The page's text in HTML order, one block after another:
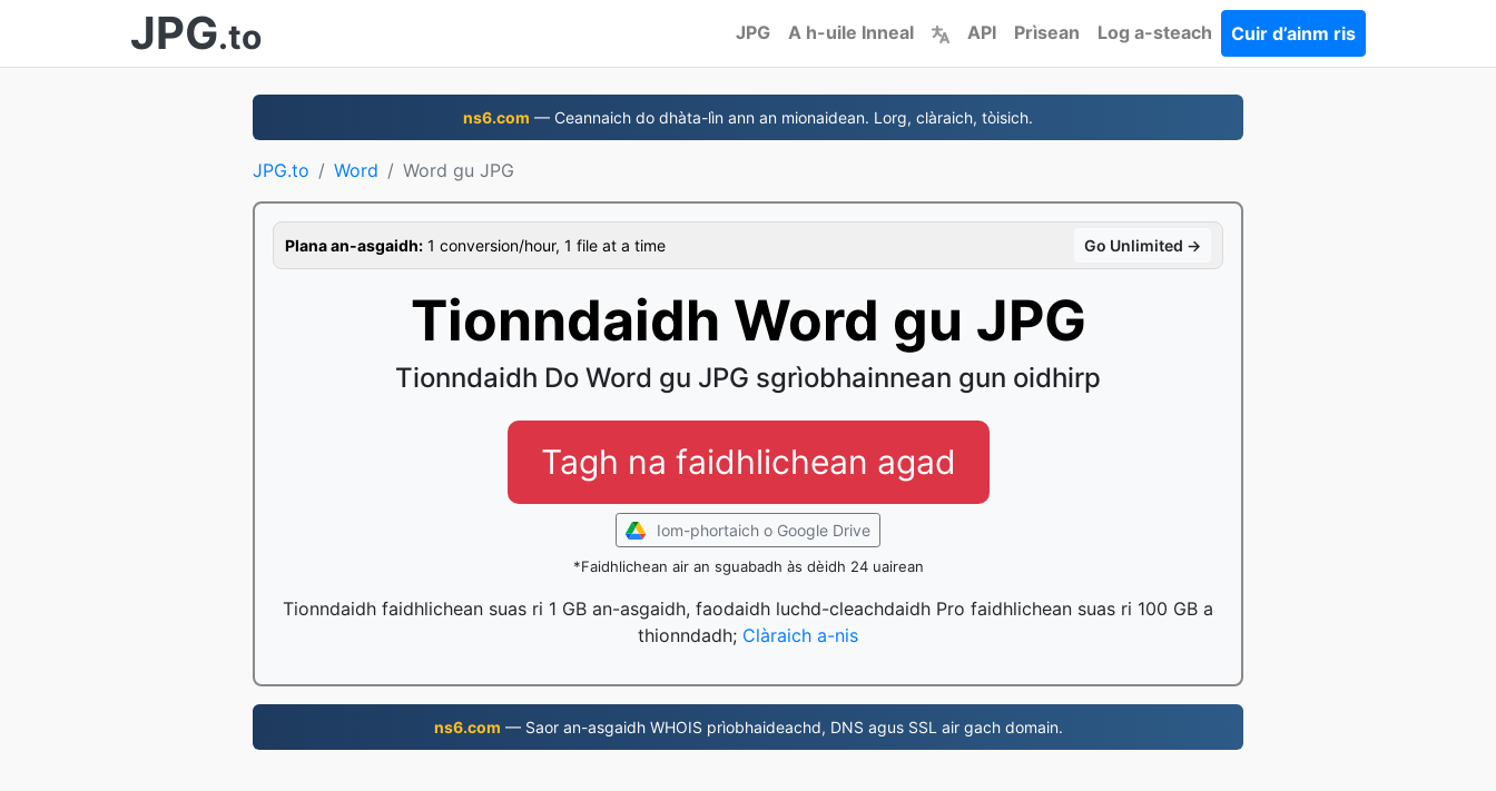
JPG.to JPG A h-uile Inneal API Prìsean Log a-steach Cuir d’ainm ris
ns6.com — Ceannaich do dhàta-lìn ann an mionaidean. Lorg, clàraich, tòisich.
JPG.to Word Word gu JPG
Plana an-asgaidh: 1 conversion/hour, 1 file at a time Go Unlimited →
Tionndaidh Word gu JPG
Tionndaidh Do Word gu JPG sgrìobhainnean gun oidhirp
Tagh na faidhlichean agad
Iom-phortaich o Google Drive
*Faidhlichean air an sguabadh às dèidh 24 uairean
Tionndaidh faidhlichean suas ri 1 GB an-asgaidh, faodaidh luchd-cleachdaidh Pro faidhlichean suas ri 100 GB a
thionndadh; Clàraich a-nis
ns6.com — Saor an-asgaidh WHOIS prìobhaideachd, DNS agus SSL air gach domain.